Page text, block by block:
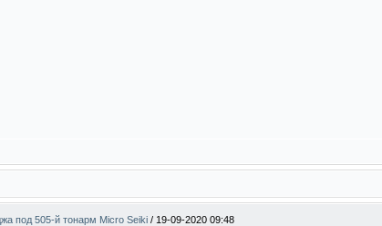
под 505-й тонарм Micro Seiki / 19-09-2020 09:48